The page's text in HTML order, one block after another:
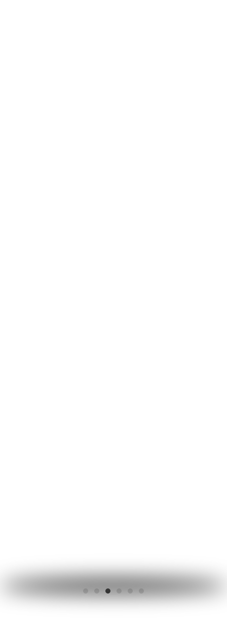
La Città Dell’ Auto
La Città Dell’ Auto
La Città Dell’ Auto
La Città Dell’ Auto
La Città Dell’ Auto
La Città Dell’ Auto